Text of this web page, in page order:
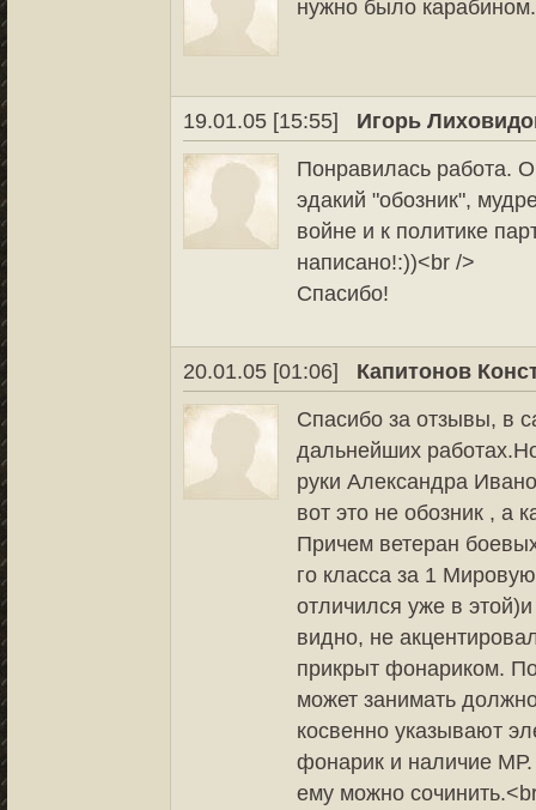
нужно было карабином.
19.01.05 [15:55]
Игорь
Понравилась работа.
эдакий "обозник",
войне и к политике
написано!:))<br />
Спасибо!
20.01.05 [01:06]
Капитонов
Спасибо за отзывы, в
дальнейших
руки Александра
вот это не обозник , а
Причем ветеран
го класса за 1
отличился уже в
видно, не
прикрыт фонариком.
может занимать
косвенно указывают
фонарик и наличие
ему можно